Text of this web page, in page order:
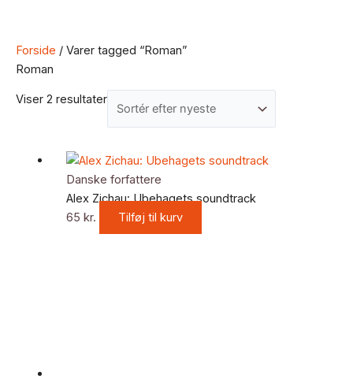
Forside / Varer tagged “Roman”
Roman
Viser 2 resultater
Danske forfattere
Alex Zichau: Ubehagets soundtrack
65 kr. Tilføj til kurv